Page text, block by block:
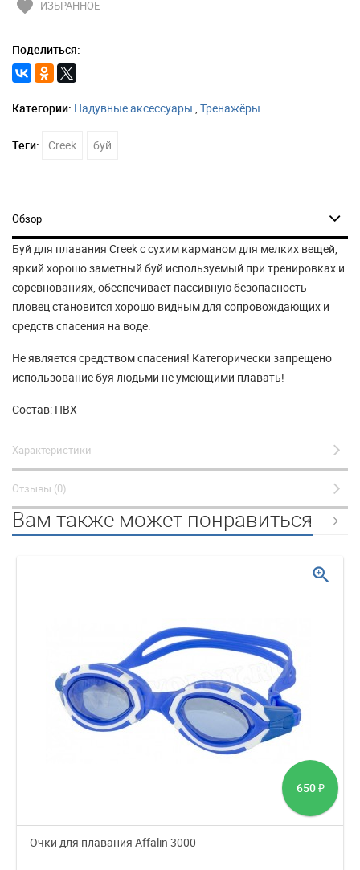
favorite ИЗБРАННОЕ
Поделиться:
Категории: Надувные аксессуары , Тренажёры
Теги: Creek буй
Обзор
Буй для плавания Creek с сухим карманом для мелких вещей,
яркий хорошо заметный буй используемый при тренировках и
соревнованиях, обеспечивает пассивную безопасность -
пловец становится хорошо видным для сопровождающих и
средств спасения на воде.
Не является средством спасения! Категорически запрещено
использование буя людьми не умеющими плавать!
Состав: ПВХ
Характеристики
Отзывы (0)
Вам также может понравиться
650 ₽
Очки для плавания Affalin 3000
zoom_in